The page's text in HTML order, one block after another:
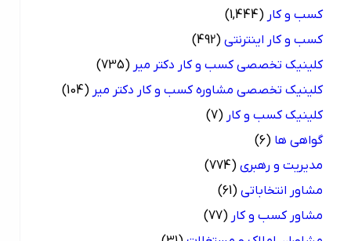
کسب و کار (1,444)
کسب و کار اینترنتی (492)
کلینیک تخصصی کسب و کار دکتر میر (735)
کلینیک تخصصی مشاوره کسب و کار دکتر میر (104)
کلینیک کسب و کار (7)
گواهی ها (6)
مدیریت و رهبری (774)
مشاور انتخاباتی (61)
مشاور کسب و کار (77)